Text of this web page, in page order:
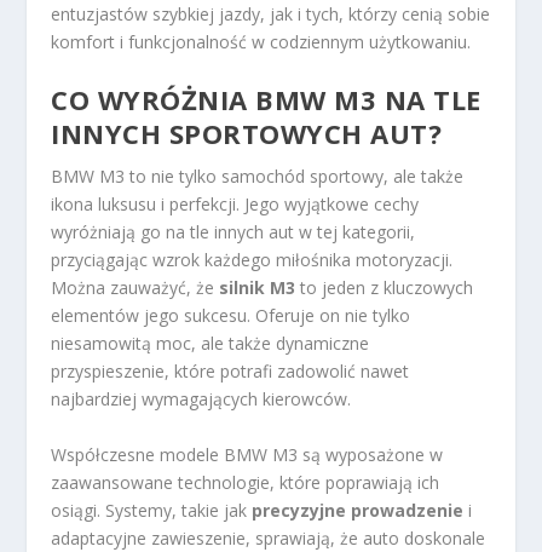
entuzjastów szybkiej jazdy, jak i tych, którzy cenią sobie
komfort i funkcjonalność w codziennym użytkowaniu.
CO WYRÓŻNIA BMW M3 NA TLE
INNYCH SPORTOWYCH AUT?
BMW M3 to nie tylko samochód sportowy, ale także
ikona luksusu i perfekcji. Jego wyjątkowe cechy
wyróżniają go na tle innych aut w tej kategorii,
przyciągając wzrok każdego miłośnika motoryzacji.
Można zauważyć, że silnik M3 to jeden z kluczowych
elementów jego sukcesu. Oferuje on nie tylko
niesamowitą moc, ale także dynamiczne
przyspieszenie, które potrafi zadowolić nawet
najbardziej wymagających kierowców.
Współczesne modele BMW M3 są wyposażone w
zaawansowane technologie, które poprawiają ich
osiągi. Systemy, takie jak precyzyjne prowadzenie i
adaptacyjne zawieszenie, sprawiają, że auto doskonale